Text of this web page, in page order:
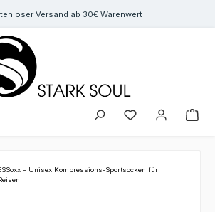
Versand ab 30€ Warenwert